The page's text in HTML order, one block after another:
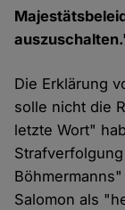
Die Erklärung
solle nicht die
letzte Wort"
Salomon als